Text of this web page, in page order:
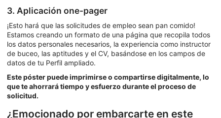
3. Aplicación one-pager
¡Esto hará que las solicitudes de empleo sean pan comido!
Estamos creando un formato de una página que recopila todos
los datos personales necesarios, la experiencia como instructor
de buceo, las aptitudes y el CV, basándose en los campos de
datos de tu Perfil ampliado.
Este póster puede imprimirse o compartirse digitalmente, lo
que te ahorrará tiempo y esfuerzo durante el proceso de
solicitud.
¿Emocionado por embarcarte en este